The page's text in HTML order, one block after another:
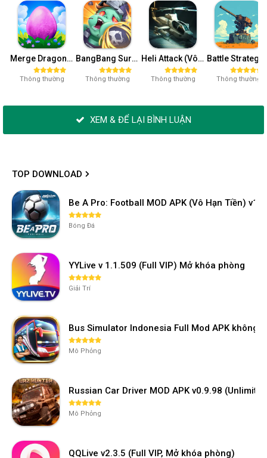
Merge Dragons Mod APK (Mua Sắm) 11.4.2
Thông thường
BangBang Survivor Mod APK (Menu, Vô Hạn Kỹ Năng) 1.19
Thông thường
Heli Attack (Vô Hạn Tiền, Vàng) v1.5.5.0
Thông thường Thông thường
XEM & ĐỂ LẠI BÌNH LUẬN
TOP DOWNLOAD
Be A Pro: Football MOD APK (Vô Hạn Tiền)
Bóng Đá
YYLive v 1.1.509 (Full VIP) Mở khóa phòng
Giải Trí
Bus Simulator Indonesia Full Mod APK không
Mô Phỏng
Russian Car Driver MOD APK v0.9.98
Mô Phỏng
QQLive v2.3.5 (Full VIP, Mở khóa phòng)